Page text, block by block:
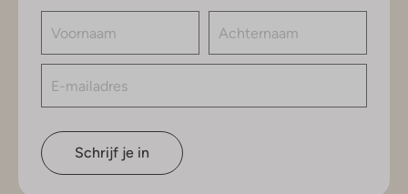
Schrijf je in